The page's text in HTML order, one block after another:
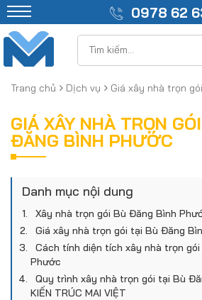
0978 62
Trang chủ Dịch vụ Giá xây nhà trọn gói
GIÁ XÂY NHÀ TRỌN
ĐĂNG BÌNH PHƯỚC
Danh mục nội dung
Xây nhà trọn gói Bù Đăng Bình
Giá xây nhà trọn gói tại Bù Đăng
Cách tính diện tích xây nhà trọn
Phước
Quy trình xây nhà trọn gói tại Bù
KIẾN TRÚC MAI VIỆT